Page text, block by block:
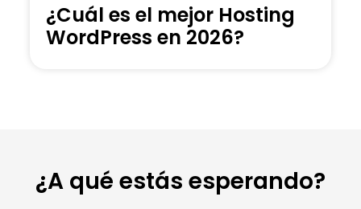
¿Cuál es el mejor Hosting
WordPress en 2026?
¿A qué estás esperando?